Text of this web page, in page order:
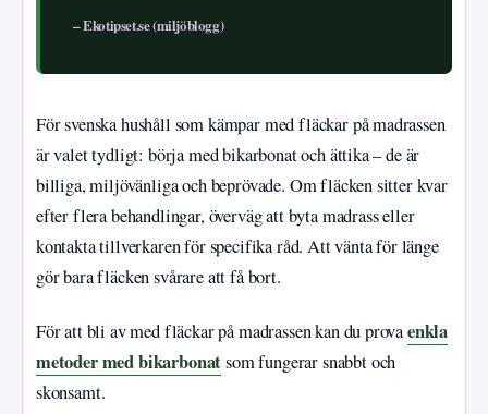
– Ekotipset.se (miljöblogg)
För svenska hushåll som kämpar med fläckar på madrassen
är valet tydligt: börja med bikarbonat och ättika – de är
billiga, miljövänliga och beprövade. Om fläcken sitter kvar
efter flera behandlingar, överväg att byta madrass eller
kontakta tillverkaren för specifika råd. Att vänta för länge
gör bara fläcken svårare att få bort.
För att bli av med fläckar på madrassen kan du provaenkla
metoder med bikarbonatsom fungerar snabbt och
skonsamt.